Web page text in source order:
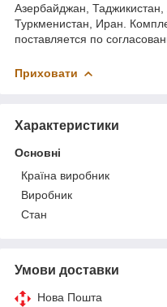
Азербайджан, Таджикистан,
Туркменистан, Иран.
поставляется по
Приховати
Характеристики
Основні
Країна виробник
Виробник
Стан
Умови доставки
Нова Пошта